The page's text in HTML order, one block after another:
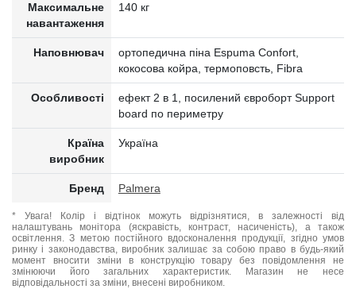
Максимальне
навантаження
140 кг
Наповнювач
ортопедична піна Espuma Confort,
кокосова койра, термоповсть, Fibra
Особливості
ефект 2 в 1, посилений євроборт Support
board по периметру
Країна
виробник
Україна
Бренд Palmera
* Увага! Колір і відтінок можуть відрізнятися, в залежності від
налаштувань монітора (яскравість, контраст, насиченість), а також
освітлення. З метою постійного вдосконалення продукції, згідно умов
ринку і законодавства, виробник залишає за собою право в будь-який
момент вносити зміни в конструкцію товару без повідомлення не
змінюючи його загальних характеристик. Магазин не несе
відповідальності за зміни, внесені виробником.